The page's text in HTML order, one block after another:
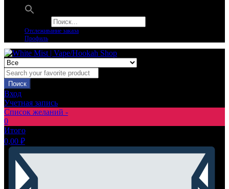
Отслеживание заказа
Профиль
Поиск
Вход
Учетная запись
Список желаний -
0
Итого
0,00 ₽